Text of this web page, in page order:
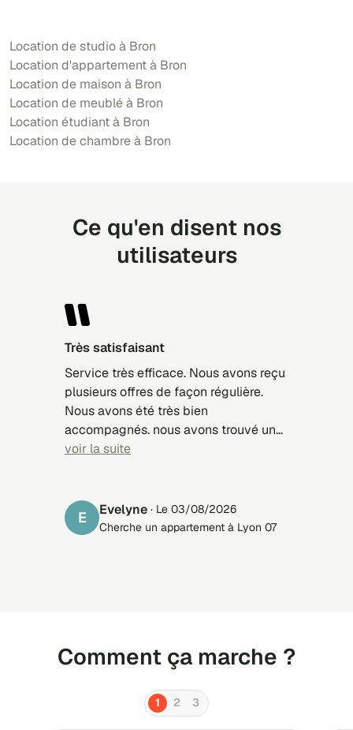
Location de studio à Bron
Location d'appartement à Bron
Location de maison à Bron
Location de meublé à Bron
Location étudiant à Bron
Location de chambre à Bron
Ce qu'en disent nos
utilisateurs
Très satisfaisant
Service très efficace. Nous avons reçu
plusieurs offres de façon régulière.
Nous avons été très bien
accompagnés. nous avons trouvé un
appartement pour notre fille. Merci.
voir la suite
E Evelyne · Le 03/08/2026
Cherche un appartement à Lyon 07
Comment ça marche ?
1 2 3